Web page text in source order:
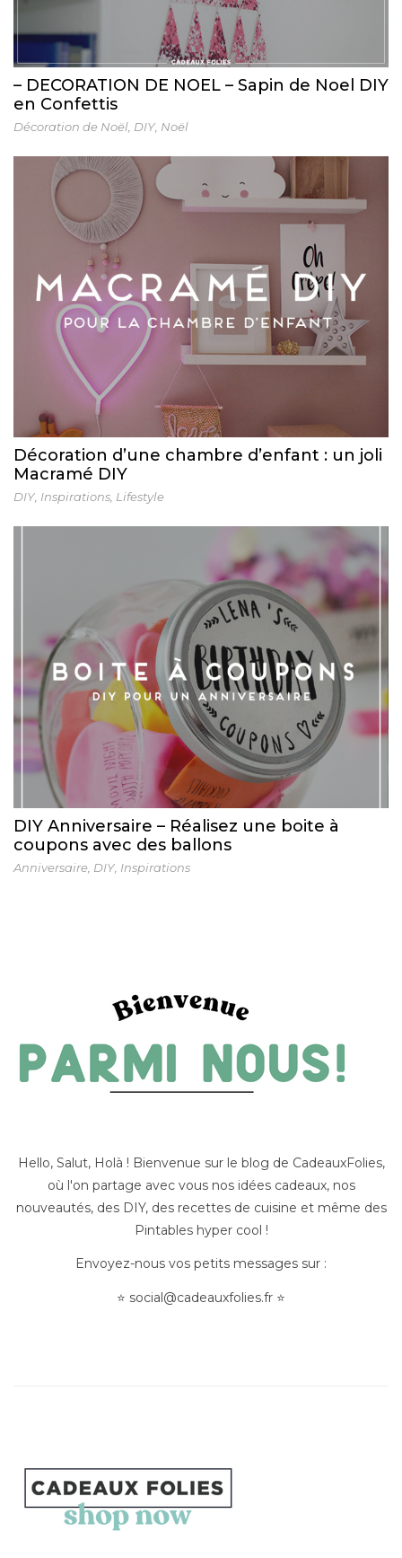
– DECORATION DE NOEL – Sapin de Noel DIY
en Confettis
Décoration de Noël DIY Noël
Décoration d’une chambre d’enfant : un joli
Macramé DIY
DIY, Inspirations, Lifestyle
DIY Anniversaire – Réalisez une boite à
coupons avec des ballons
Anniversaire DIY Inspirations
Hello, Salut, Holà ! Bienvenue sur le blog de CadeauxFolies,
où l'on partage avec vous nos idées cadeaux, nos
nouveautés, des DIY, des recettes de cuisine et même des
Pintables hyper cool !
Envoyez-nous vos petits messages sur :
⭐ social@cadeauxfolies.fr ⭐